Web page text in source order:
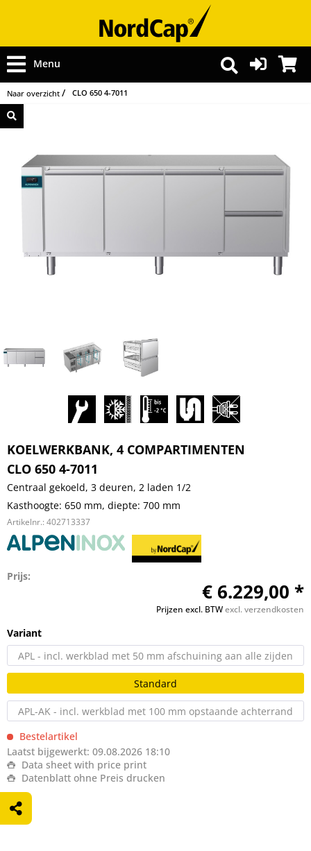
Menu
Naar overzicht CLO 650 4-7011
KOELWERKBANK, 4 COMPARTIMENTEN
CLO 650 4-7011
Centraal gekoeld, 3 deuren, 2 laden 1/2
Kasthoogte: 650 mm, diepte: 700 mm
Artikelnr.: 402713337
Prijs:
€ 6.229,00 *
Prijzen excl. BTWexcl. verzendkosten
Variant
APL - incl. werkblad met 50 mm afschuining aan alle zijden
Standard
APL-AK - incl. werkblad met 100 mm opstaande achterrand
Bestelartikel
Laatst bijgewerkt: 09.08.2026 18:10
Data sheet with price print
Datenblatt ohne Preis drucken